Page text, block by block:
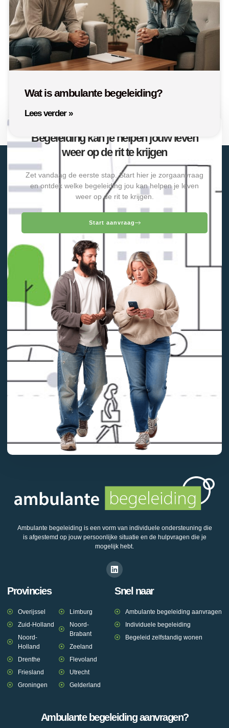
Wat is ambulante begeleiding?
Lees verder »
Begeleiding kan je helpen jouw leven
weer op de rit te krijgen
Zet vandaag de eerste stap. Start hier je zorgaanvraag
en ontdek welke begeleiding jou kan helpen je leven
weer op de rit te krijgen.
Start aanvraag
Ambulante begeleiding is een vorm van individuele ondersteuning die
is afgestemd op jouw persoonlijke situatie en de hulpvragen die je
mogelijk hebt.
Provincies
Overijssel
Zuid-Holland
Noord-
Holland
Drenthe
Friesland
Groningen
Limburg
Noord-
Brabant
Zeeland
Flevoland
Utrecht
Gelderland
Snel naar
Ambulante begeleiding aanvragen
Individuele begeleiding
Begeleid zelfstandig wonen
Ambulante begeleiding aanvragen?